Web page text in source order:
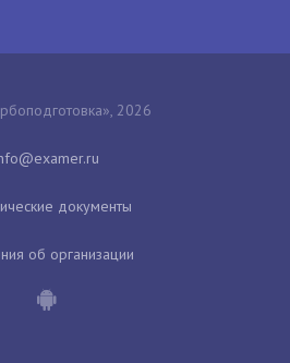
2026
документы
об организации